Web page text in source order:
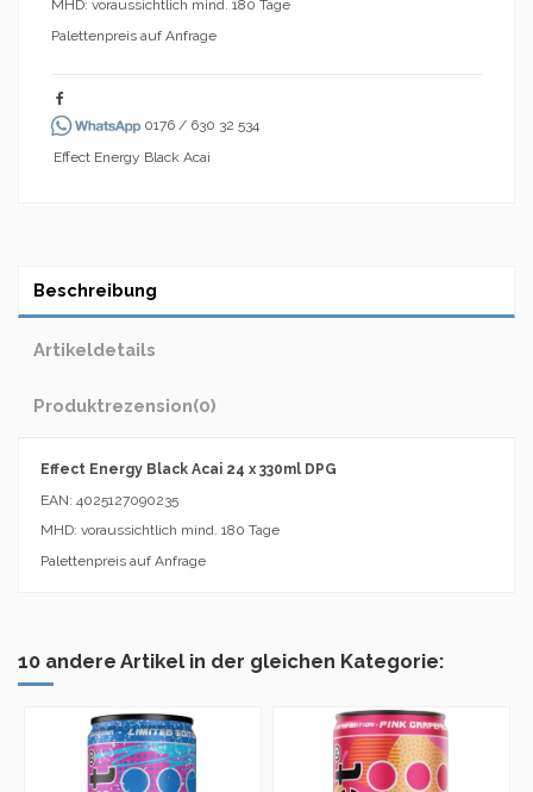
MHD: voraussichtlich mind. 180 Tage
Palettenpreis auf Anfrage
0176 / 630 32 534
Effect Energy Black Acai
Beschreibung
Artikeldetails
Produktrezension(0)
Effect Energy Black Acai 24 x 330ml DPG
EAN: 4025127090235
MHD: voraussichtlich mind. 180 Tage
Palettenpreis auf Anfrage
10 andere Artikel in der gleichen Kategorie: